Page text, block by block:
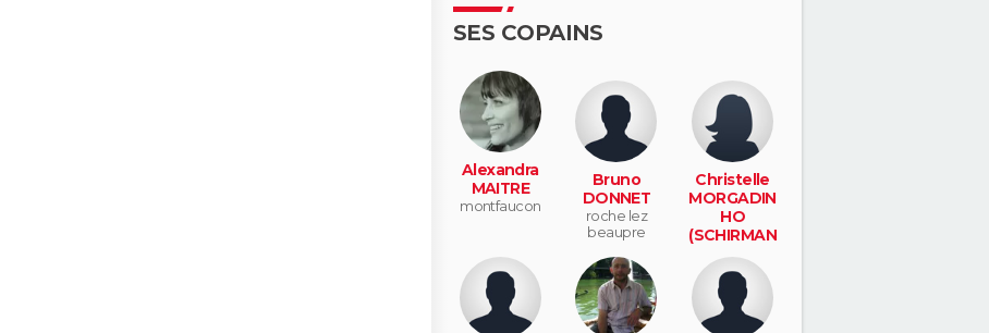
SES COPAINS
Alexandra
MAITRE
montfaucon
Bruno
DONNET
roche lez
beaupre
Christelle
MORGADIN
HO
(SCHIRMAN
N)
montferrand
le chateau